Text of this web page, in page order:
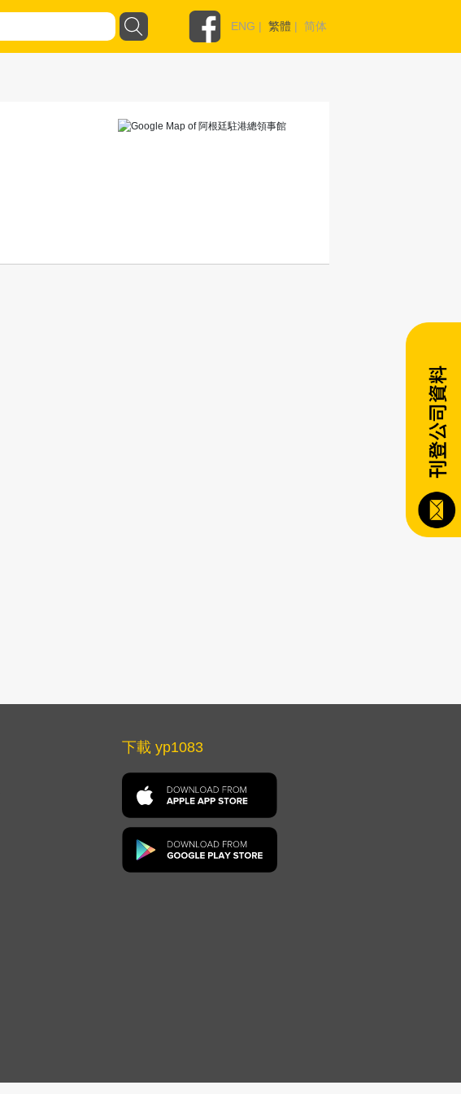
ENG | 繁體 | 简体
下載 yp1083